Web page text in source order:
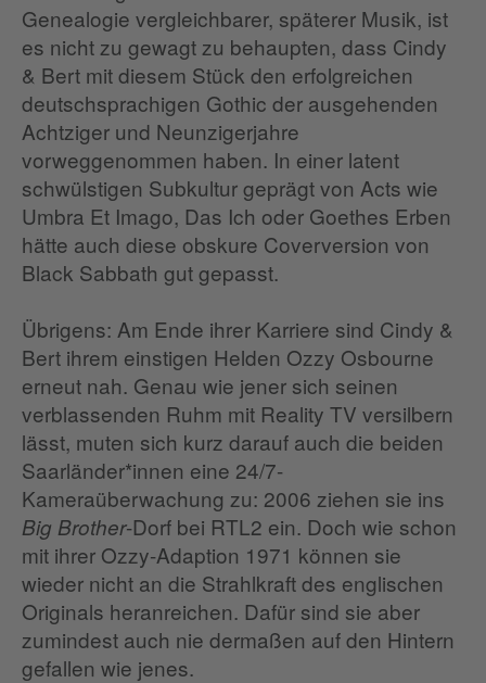
Genealogie vergleichbarer, späterer Musik, ist
es nicht zu gewagt zu behaupten, dass Cindy
& Bert mit diesem Stück den erfolgreichen
deutschsprachigen Gothic der ausgehenden
Achtziger und Neunzigerjahre
vorweggenommen haben. In einer latent
schwülstigen Subkultur geprägt von Acts wie
Umbra Et Imago, Das Ich oder Goethes Erben
hätte auch diese obskure Coverversion von
Black Sabbath gut gepasst.
Übrigens: Am Ende ihrer Karriere sind Cindy &
Bert ihrem einstigen Helden Ozzy Osbourne
erneut nah. Genau wie jener sich seinen
verblassenden Ruhm mit Reality TV versilbern
lässt, muten sich kurz darauf auch die beiden
Saarländer*innen eine 24/7-
Kameraüberwachung zu: 2006 ziehen sie ins
Big Brother-Dorf bei RTL2 ein. Doch wie schon
mit ihrer Ozzy-Adaption 1971 können sie
wieder nicht an die Strahlkraft des englischen
Originals heranreichen. Dafür sind sie aber
zumindest auch nie dermaßen auf den Hintern
gefallen wie jenes.